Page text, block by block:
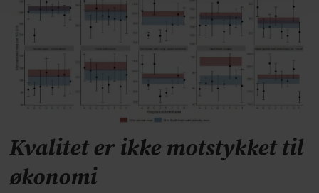
Kvalitet er ikke motstykket til
økonomi